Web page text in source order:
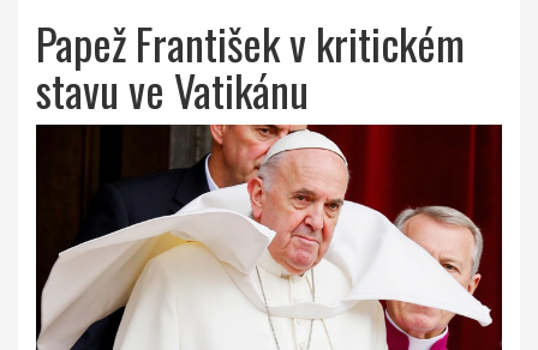
Papež František v kritickém
stavu ve Vatikánu